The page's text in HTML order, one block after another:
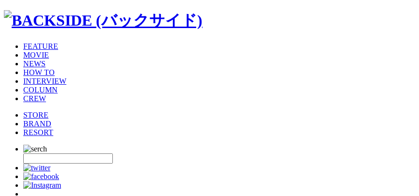
FEATURE
MOVIE
NEWS
HOW TO
INTERVIEW
COLUMN
CREW
STORE
BRAND
RESORT